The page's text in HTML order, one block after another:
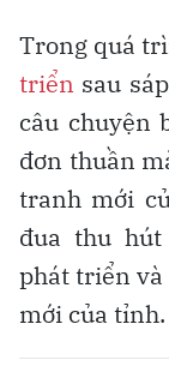
Trong quá
triển sau
câu chuyện
đơn thuần
tranh mới
đua thu
phát triển
mới của tỉnh.